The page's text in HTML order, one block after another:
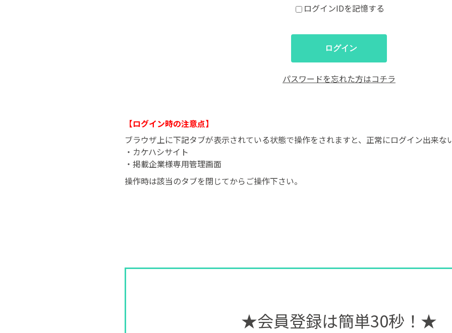
ログインIDを記憶する
ログイン
パスワードを忘れた方はコチラ
【ログイン時の注意点】
ブラウザ上に下記タブが表示されている状態で操作をされますと、正常にログイン出来な
・カケハシサイト
・掲載企業様専用管理画面
操作時は該当のタブを閉じてからご操作下さい。
★会員登録は簡単30秒！★